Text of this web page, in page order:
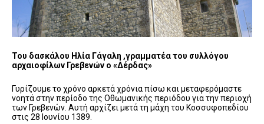
Του δασκάλου Ηλία Γάγαλη ,γραμματέα του συλλόγου
αρχαιοφίλων Γρεβενών ο «Δέρδας»
Γυρίζουμε το χρόνο αρκετά χρόνια πίσω και μεταφερόμαστε
νοητά στην περίοδο της Οθωμανικής περιόδου για την περιοχή
των Γρεβενών. Αυτή αρχίζει μετά τη μάχη του Κοσσυφοπεδίου
στις 28 Ιουνίου 1389.